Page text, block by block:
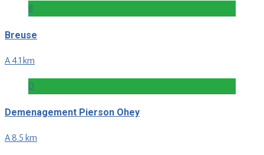
B
Breuse
A 4.1 km
D
Demenagement Pierson Ohey
A 8.5 km